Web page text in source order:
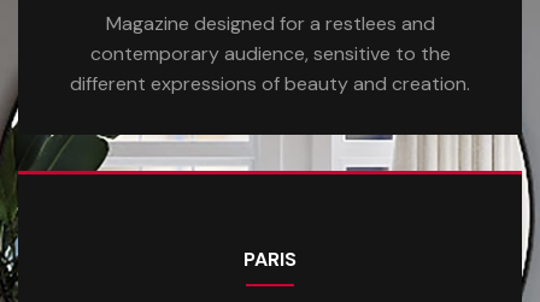
Magazine designed for a restlees and
contemporary audience, sensitive to the
different expressions of beauty and creation.
PARIS